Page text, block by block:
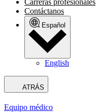
Carreras profesionales
Contáctanos
Español
English
ATRÁS
Equipo médico